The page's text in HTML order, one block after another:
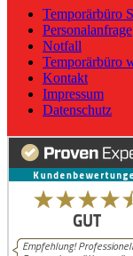
Temporärbüro
Personalanfrage
Notfall
Temporärbüro
Kontakt
Impressum
Datenschutz